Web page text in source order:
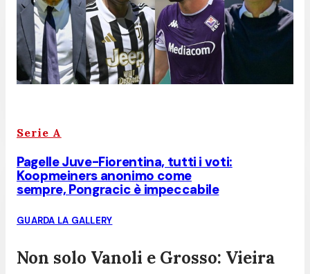
Serie A
Pagelle Juve-Fiorentina, tutti i voti:
Koopmeiners anonimo come
sempre, Pongracic è impeccabile
GUARDA LA GALLERY
Non solo Vanoli e Grosso: Vieira